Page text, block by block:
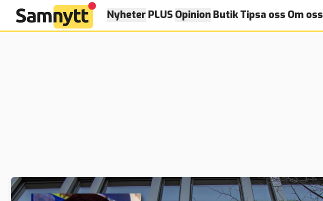
Nyheter PLUS Opinion ButikTipsa oss Om oss